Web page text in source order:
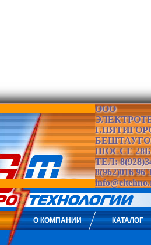
ООО
ШОССЕ 28Б
ТЕЛ:
8(962)016 96
О КОМПАНИИ КАТАЛОГ